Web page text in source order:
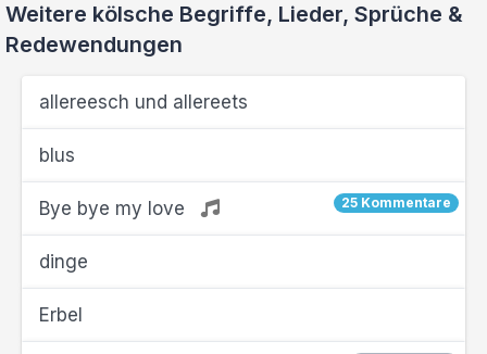
Weitere kölsche Begriffe, Lieder, Sprüche &
Redewendungen
allereesch und allereets
blus
25 Kommentare
Bye bye my love
dinge
Erbel